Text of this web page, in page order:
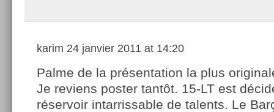
karim 24 janvier 2011 at 14:20
Palme de la présentation la plus
Je reviens poster tantôt. 15-LT est
réservoir intarrissable de talents. Le